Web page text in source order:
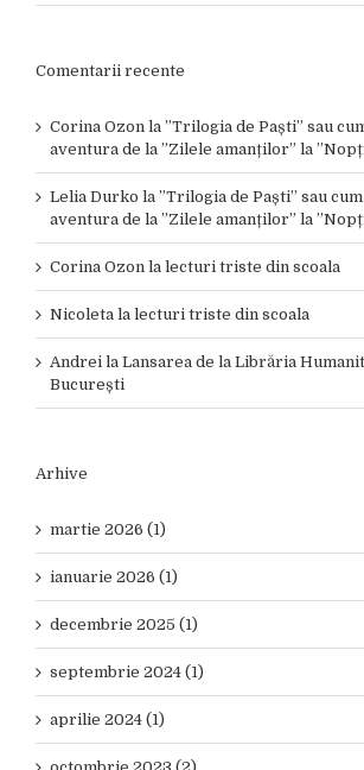
Comentarii recente
Corina Ozon la ”Trilogia de Paști” sau
aventura de la ”Zilele amanților” la
Lelia Durko la ”Trilogia de Paști” sau
aventura de la ”Zilele amanților” la
Corina Ozon la lecturi triste din scoala
Nicoleta la lecturi triste din scoala
Andrei la Lansarea de la Librăria
București
Arhive
martie 2026 (1)
ianuarie 2026 (1)
decembrie 2025 (1)
septembrie 2024 (1)
aprilie 2024 (1)